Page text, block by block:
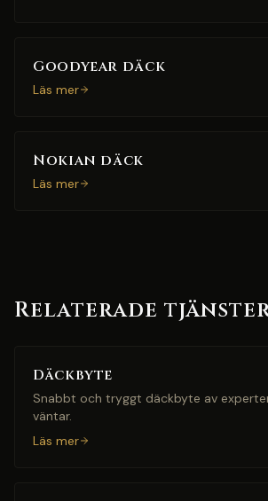
Goodyear däck
Läs mer
Nokian däck
Läs mer
Relaterade
Däckbyte
Snabbt och tryggt däckbyte av
väntar.
Läs mer